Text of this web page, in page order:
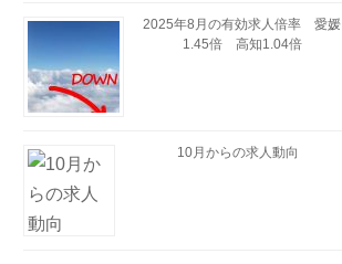
2025年8月の有効求人倍率 愛媛
1.45倍 高知1.04倍
10月からの求人動向